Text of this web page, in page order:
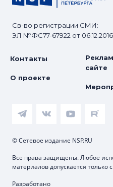
Св-во регистрации СМИ:
ЭЛ №ФС77-67922 от 06.12.2016
Контакты
О проекте
сайте
© Сетевое издание NSP.RU
Все права защищены. Любое
материалов допускается только
Разработано